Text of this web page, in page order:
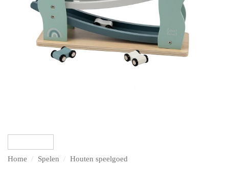
Home / Spelen / Houten speelgoed